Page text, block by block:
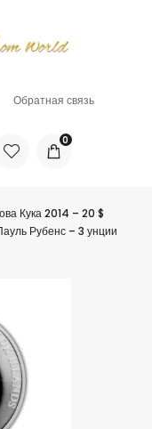
Обратная связь
0
Кука 2014 – 20 $
Рубенс – 3 унции